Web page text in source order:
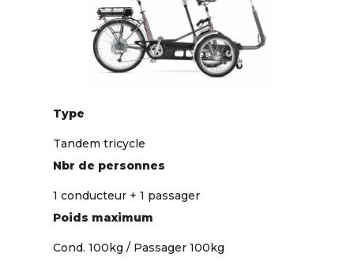
Type
Tandem tricycle
Nbr de personnes
1 conducteur + 1 passager
Poids maximum
Cond. 100kg / Passager 100kg